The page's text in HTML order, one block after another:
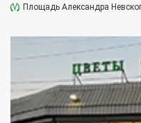
Площадь Александра